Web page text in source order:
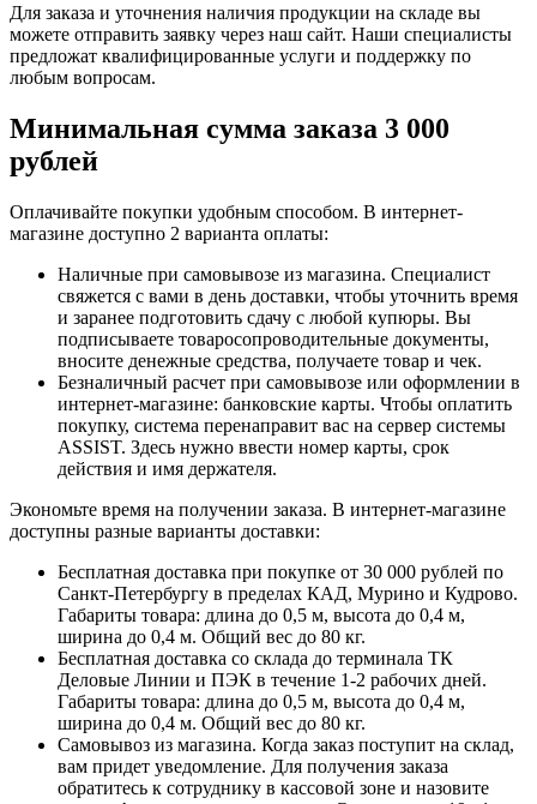
Для заказа и уточнения наличия продукции на складе вы
можете отправить заявку через наш сайт. Наши специалисты
предложат квалифицированные услуги и поддержку по
любым вопросам.
Минимальная сумма заказа 3 000
рублей
Оплачивайте покупки удобным способом. В интернет-
магазине доступно 2 варианта оплаты:
Наличные при самовывозе из магазина. Специалист
свяжется с вами в день доставки, чтобы уточнить время
и заранее подготовить сдачу с любой купюры. Вы
подписываете товаросопроводительные документы,
вносите денежные средства, получаете товар и чек.
Безналичный расчет при самовывозе или оформлении в
интернет-магазине: банковские карты. Чтобы оплатить
покупку, система перенаправит вас на сервер системы
ASSIST. Здесь нужно ввести номер карты, срок
действия и имя держателя.
Экономьте время на получении заказа. В интернет-магазине
доступны разные варианты доставки:
Бесплатная доставка при покупке от 30 000 рублей по
Санкт-Петербургу в пределах КАД, Мурино и Кудрово.
Габариты товара: длина до 0,5 м, высота до 0,4 м,
ширина до 0,4 м. Общий вес до 80 кг.
Бесплатная доставка со склада до терминала ТК
Деловые Линии и ПЭК в течение 1-2 рабочих дней.
Габариты товара: длина до 0,5 м, высота до 0,4 м,
ширина до 0,4 м. Общий вес до 80 кг.
Самовывоз из магазина. Когда заказ поступит на склад,
вам придет уведомление. Для получения заказа
обратитесь к сотруднику в кассовой зоне и назовите